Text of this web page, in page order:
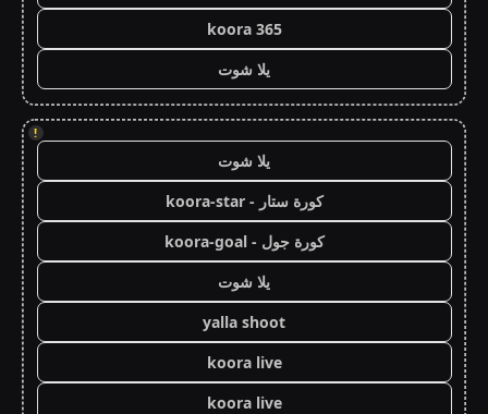
koora 365
يلا شوت
!
يلا شوت
كورة ستار - koora-star
كورة جول - koora-goal
يلا شوت
yalla shoot
koora live
koora live